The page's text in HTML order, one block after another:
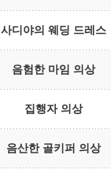
사디야의 웨딩 드레스
음험한 마임 의상
집행자 의상
음산한 골키퍼 의상